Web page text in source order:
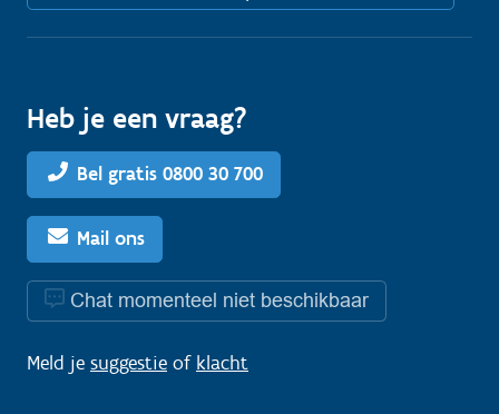
Heb je een vraag?
Bel gratis 0800 30 700
Mail ons
Chat momenteel niet beschikbaar
Meld je suggestie of klacht